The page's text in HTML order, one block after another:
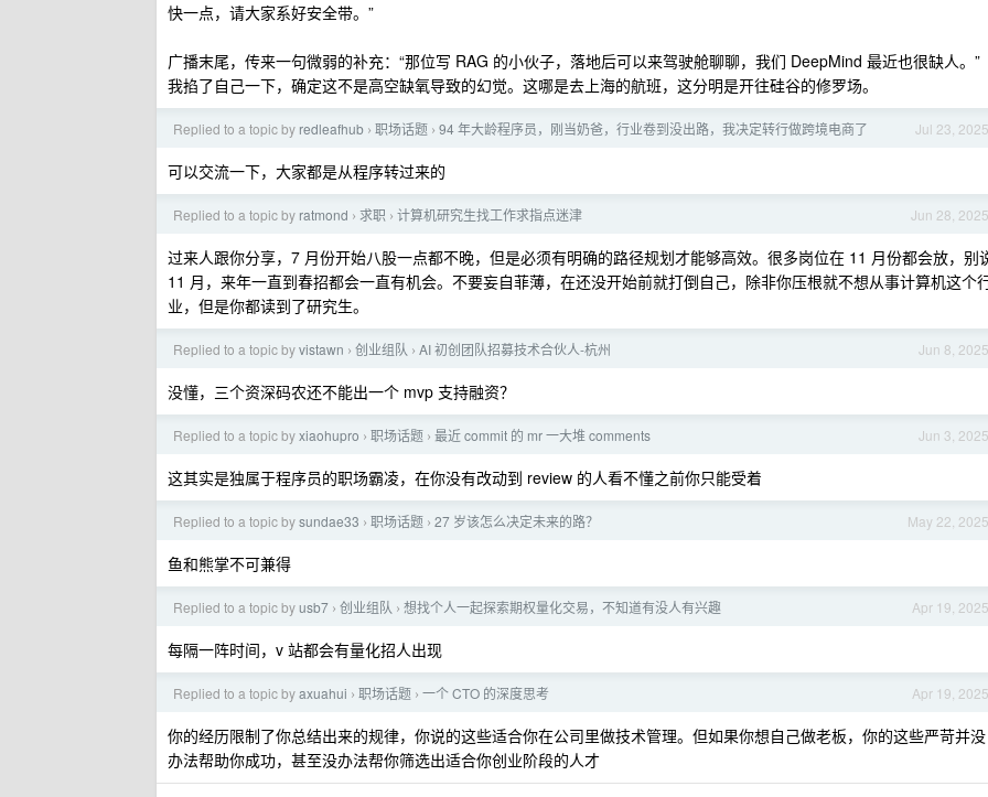
快一点，请大家系好安全带。”
广播末尾，传来一句微弱的补充：“那位写 RAG 的小伙子，落地后可以来驾驶舱聊聊，我们 DeepMind 最近也很缺人。”
我掐了自己一下，确定这不是高空缺氧导致的幻觉。这哪是去上海的航班，这分明是开往硅谷的修罗场。
Jul 23, 2025
Replied to a topic by redleafhub › 职场话题 › 94 年大龄程序员，刚当奶爸，行业卷到没出路，我决定转行做跨境电商了
可以交流一下，大家都是从程序转过来的
Jun 28, 2025
Replied to a topic by ratmond › 求职 › 计算机研究生找工作求指点迷津
过来人跟你分享，7 月份开始八股一点都不晚，但是必须有明确的路径规划才能够高效。很多岗位在 11 月份都会放，别
11 月，来年一直到春招都会一直有机会。不要妄自菲薄，在还没开始前就打倒自己，除非你压根就不想从事计算机这个
业，但是你都读到了研究生。
Jun 8, 2025
Replied to a topic byvistawn › 创业组队 › AI 初创团队招募技术合伙人-杭州
没懂，三个资深码农还不能出一个 mvp 支持融资？
Jun 3, 2025
Replied to a topic byxiaohupro › 职场话题 › 最近 commit 的 mr 一大堆 comments
这其实是独属于程序员的职场霸凌，在你没有改动到 review 的人看不懂之前你只能受着
May 22, 2025
Replied to a topic bysundae33 › 职场话题 › 27 岁该怎么决定未来的路？
鱼和熊掌不可兼得
Apr 19, 2025
Replied to a topic byusb7 › 创业组队 › 想找个人一起探索期权量化交易，不知道有没人有兴趣
每隔一阵时间，v 站都会有量化招人出现
Apr 19, 2025
Replied to a topic byaxuahui › 职场话题 › 一个 CTO 的深度思考
你的经历限制了你总结出来的规律，你说的这些适合你在公司里做技术管理。但如果你想自己做老板，你的这些严苛并没
办法帮助你成功，甚至没办法帮你筛选出适合你创业阶段的人才